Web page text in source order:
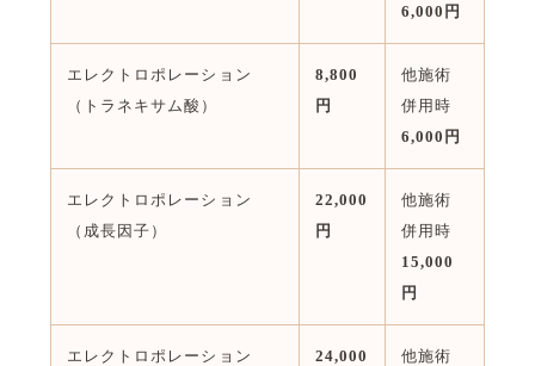
6,000円
エレクトロポレーション
（トラネキサム酸）
8,800
円
他施術
併用時
6,000円
エレクトロポレーション
（成長因子）
22,000
円
他施術
併用時
15,000
円
エレクトロポレーション
24,000
他施術